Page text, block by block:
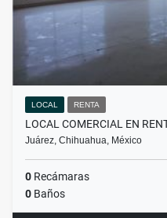
LOCAL RENTA
LOCAL COMERCIAL EN
Juárez, Chihuahua, México
0 Recámaras
0 Baños